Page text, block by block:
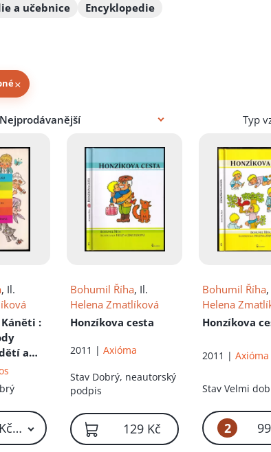
a učebnice
Encyklopedie
×
Typ
, Il.
:
a
49 Kč – 59 Kč
Bohumil Říha, Il.
Helena Zmatlíková
Honzíkova cesta
2011 | Axióma
Stav Dobrý, neautorský
podpis
129 Kč
Bohumil Říha
Helena
Honzíkova
2011 |Axióma
StavVelmi
2